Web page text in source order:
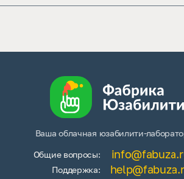
Ваша облачная юзабилити-
Общие вопросы:
Поддержка: